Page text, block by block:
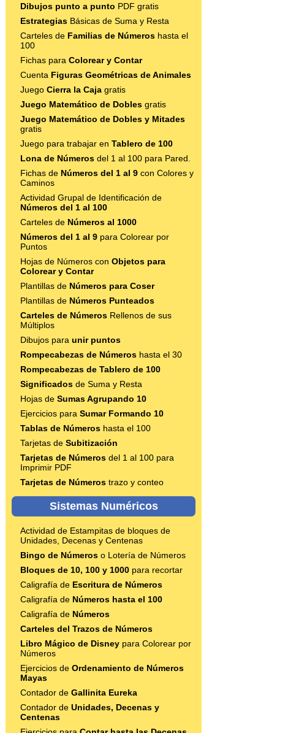
Dibujos punto a punto PDF gratis
Estrategias Básicas de Suma y Resta
Carteles de Familias de Números hasta el
100
Fichas para Colorear y Contar
Cuenta Figuras Geométricas de Animales
Juego Cierra la Caja gratis
Juego Matemático de Dobles gratis
Juego Matemático de Dobles y Mitades
gratis
Juego para trabajar en Tablero de 100
Lona de Números del 1 al 100 para Pared.
Fichas de Números del 1 al 9 con Colores y
Caminos
Actividad Grupal de Identificación de
Números del 1 al 100
Carteles de Números al 1000
Números del 1 al 9 para Colorear por
Puntos
Hojas de Números con Objetos para
Colorear y Contar
Plantillas de Números para Coser
Plantillas de Números Punteados
Carteles de Números Rellenos de sus
Múltiplos
Dibujos para unir puntos
Rompecabezas de Números hasta el 30
Rompecabezas de Tablero de 100
Significados de Suma y Resta
Hojas de Sumas Agrupando 10
Ejercicios para Sumar Formando 10
Tablas de Números hasta el 100
Tarjetas de Subitización
Tarjetas de Números del 1 al 100 para
Imprimir PDF
Tarjetas de Números trazo y conteo
Sistemas Numéricos
Actividad de Estampitas de bloques de
Unidades, Decenas y Centenas
Bingo de Números o Lotería de Números
Bloques de 10, 100 y 1000 para recortar
Caligrafía de Escritura de Números
Caligrafía de Números hasta el 100
Caligrafía de Números
Carteles del Trazos de Números
Libro Mágico de Disney para Colorear por
Números
Ejercicios de Ordenamiento de Números
Mayas
Contador de Gallinita Eureka
Contador de Unidades, Decenas y
Centenas